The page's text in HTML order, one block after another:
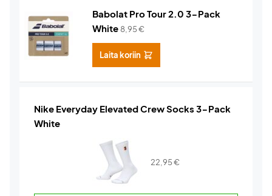
Babolat Pro Tour 2.0 3-Pack
White 8,95€
Laita koriin
Nike Everyday Elevated Crew Socks 3-Pack
White
22,95€